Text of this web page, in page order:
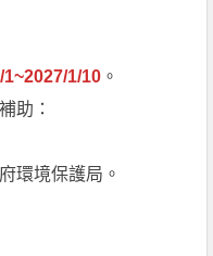
1~2027/1/10 。
助：
環境保護局。